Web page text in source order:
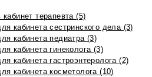
кабинет терапевта (5)
кабинета сестринского дела (3)
кабинета педиатра (3)
кабинета гинеколога (3)
кабинета гастроэнтеролога (2)
кабинета косметолога (10)